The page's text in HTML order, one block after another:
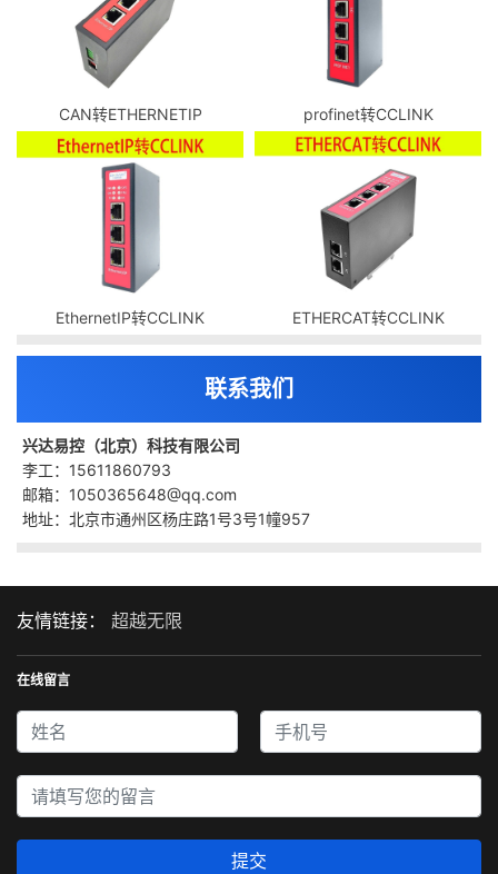
CAN转ETHERNETIP profinet转CCLINK
EthernetIP转CCLINK ETHERCAT转CCLINK
联系我们
兴达易控（北京）科技有限公司
李工：15611860793
邮箱：1050365648@qq.com
地址：北京市通州区杨庄路1号3号1幢957
友情链接： 超越无限
在线留言
提交